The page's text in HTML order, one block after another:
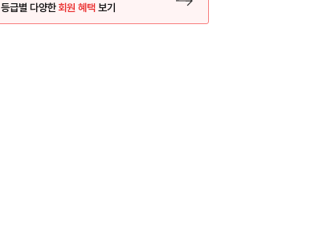
등급별 다양한회원 혜택 보기